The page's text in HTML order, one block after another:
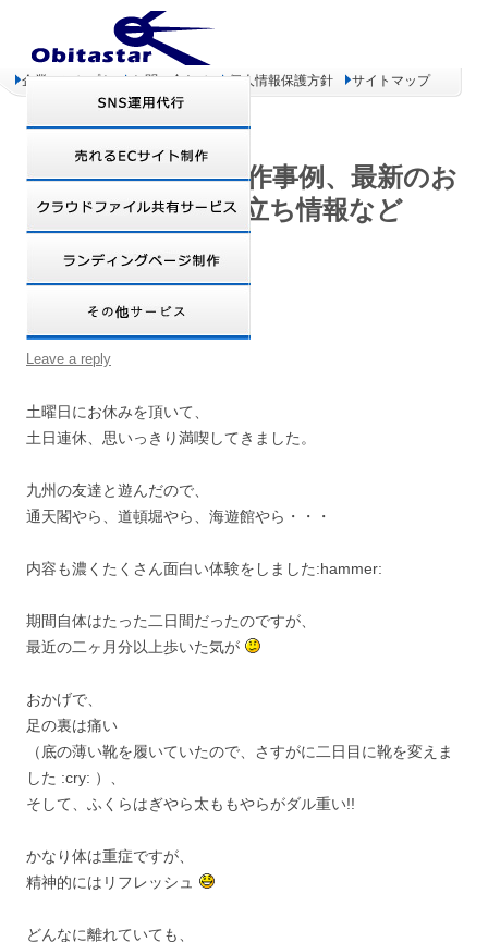
企業コンセプト お問い合わせ 個人情報保護方針 サイトマップ
オビタスター 制作事例、最新のお
得情報、お役立ち情報など
連休満喫!!
Leave a reply
土曜日にお休みを頂いて、
土日連休、思いっきり満喫してきました。
九州の友達と遊んだので、
通天閣やら、道頓堀やら、海遊館やら・・・
内容も濃くたくさん面白い体験をしました:hammer:
期間自体はたった二日間だったのですが、
最近の二ヶ月分以上歩いた気が
おかげで、
足の裏は痛い
（底の薄い靴を履いていたので、さすがに二日目に靴を変えま
した :cry: ）、
そして、ふくらはぎやら太ももやらがダル重い!!
かなり体は重症ですが、
精神的にはリフレッシュ
どんなに離れていても、